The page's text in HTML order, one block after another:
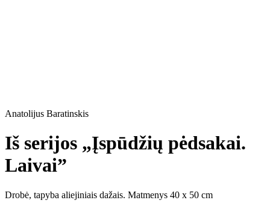
Anatolijus Baratinskis
Iš serijos „Įspūdžių pėdsakai.
Laivai”
Drobė, tapyba aliejiniais dažais. Matmenys 40 x 50 cm